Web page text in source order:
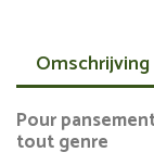
Omschrijving
Pour
tout genre